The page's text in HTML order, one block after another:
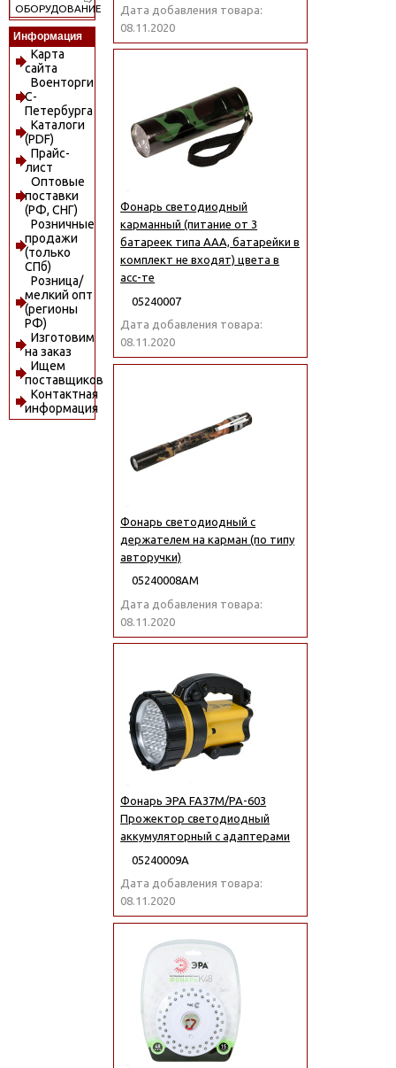
ОБОРУДОВАНИЕ
Информация
Карта
сайта
Военторги
С-
Петербурга
Каталоги
(PDF)
Прайс-
лист
Оптовые
поставки
(РФ, СНГ)
Розничные
продажи
(только
СПб)
Розница/
мелкий опт
(регионы
РФ)
Изготовим
на заказ
Ищем
поставщиков
Контактная
информация
Дата добавления товара:
08.11.2020
Фонарь светодиодный
карманный (питание от 3
батареек типа ААА, батарейки в
комплект не входят) цвета в
асс-те
05240007
Дата добавления товара:
08.11.2020
Фонарь светодиодный с
держателем на карман (по типу
авторучки)
05240008АМ
Дата добавления товара:
08.11.2020
Фонарь ЭРА FA37M/РА-603
Прожектор светодиодный
аккумуляторный с адаптерами
05240009А
Дата добавления товара:
08.11.2020